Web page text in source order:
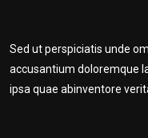
Sed ut perspiciatis unde
accusantium doloremque
ipsa quae abinventore